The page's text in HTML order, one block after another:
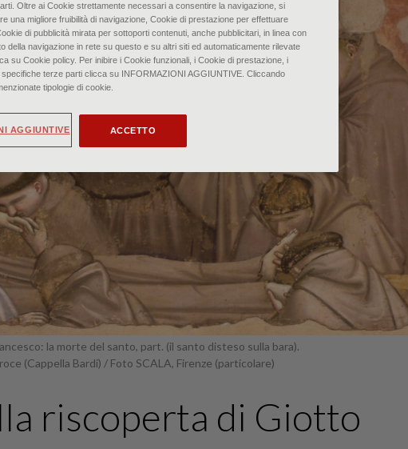
la morte del santo, part. (il santo disteso sulla bara).
(Cappella Bardi) / Foto SCALA, Firenze (particolare)
riscoperta di Giotto
Oltre ai Cookie strettamente necessari a consentire la navigazione, si
una migliore fruibilità di navigazione, Cookie di prestazione per effettuare
di pubblicità mirata per sottoporti contenuti, anche pubblicitari, in linea con
della navigazione in rete su questo e su altri siti ed automaticamente rilevate
su Cookie policy. Per inibire i Cookie funzionali, i Cookie di prestazione, i
terze parti clicca su INFORMAZIONI AGGIUNTIVE. Cliccando
tipologie di cookie.
ACCETTO
AGGIUNTIVE